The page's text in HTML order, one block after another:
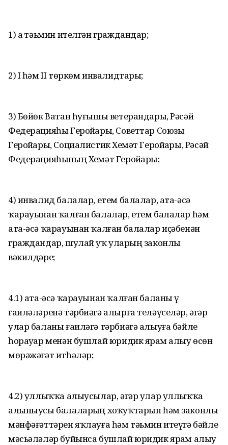
1) аҙ тәьмин ителгән граждандар;
2) I һәм II төркөм инвалидтары;
3) Бөйөк Ватан һуғышы ветерандары, Рәсәй
Федерацияһы Геройҙары, Советтар Союзы
Геройҙары, Социалистик Хеҙмәт Геройҙары, Рәсәй
Федерацияһының Хеҙмәт Геройҙары;
4) инвалид балалар, етем балалар, ата-әсә
ҡарауынан ҡалған балалар, етем балалар һәм
ата-әсә ҡарауынан ҡалған балалар иҫәбенән
граждандар, шулай уҡ уларҙың законлы
вәкилдәре;
4.1) ата-әсә ҡарауынан ҡалған баланы үҙ
ғаиләләренә тәрбиәгә алырға теләүселәр, әгәр
улар баланы ғаиләгә тәрбиәгә алыуға бәйле
һорауҙар менән бушлай юридик ярҙам алыу өсөн
мөрәжәғәт итһәләр;
4.2) уллыҡҡа алыусылар, әгәр улар уллыҡҡа
алыныусы балаларҙың хоҡуҡтарын һәм законлы
мәнфәғәттәрен яҡлауға һәм тәьмин итеүгә бәйле
мәсьәләләр буйынса бушлай юридик ярҙам алыу